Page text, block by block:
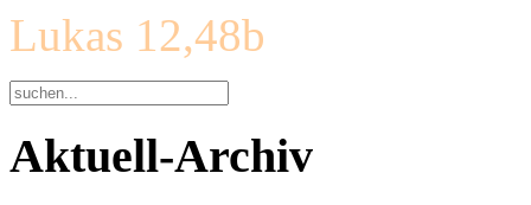
Lukas 12,48b
Aktuell-Archiv